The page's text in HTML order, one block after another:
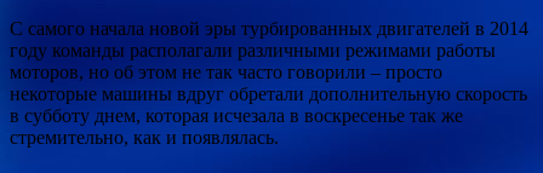
С самого начала новой эры турбированных двигателей в 2014
году команды располагали различными режимами работы
моторов, но об этом не так часто говорили – просто
некоторые машины вдруг обретали дополнительную скорость
в субботу днем, которая исчезала в воскресенье так же
стремительно, как и появлялась.